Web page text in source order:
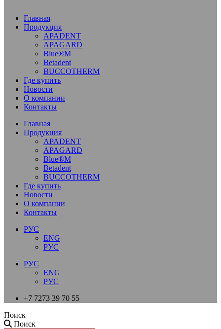
Главная
Продукция
APADENT
APAGARD
Blue®M
Betadent
BUCCOTHERM
Где купить
Новости
О компании
Контакты
Главная
Продукция
APADENT
APAGARD
Blue®M
Betadent
BUCCOTHERM
Где купить
Новости
О компании
Контакты
РУС
ENG
РУС
РУС
ENG
РУС
+7 7273 39 70 55
Поиск
Поиск